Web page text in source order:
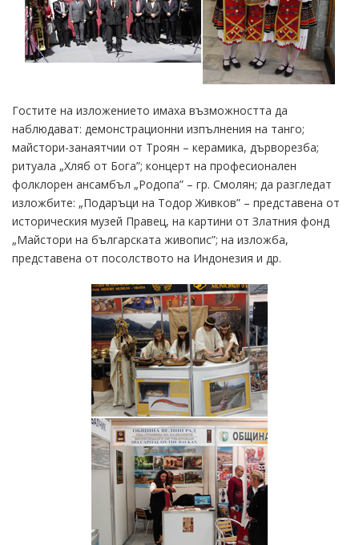
Гостите на изложението имаха възможността да
наблюдават: демонстрационни изпълнения на танго;
майстори-занаятчии от Троян – керамика, дърворезба;
ритуала „Хляб от Бога”; концерт на професионален
фолклорен ансамбъл „Родопа” – гр. Смолян; да разгледат
изложбите: „Подаръци на Тодор Живков” – представена от
историческия музей Правец, на картини от Златния фонд
„Майстори на българската живопис”; на изложба,
представена от посолството на Индонезия и др.